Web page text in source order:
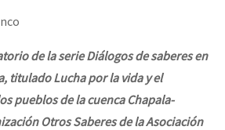
de la serie Diálogos de saberes en
titulado Lucha por la vida y el
pueblos de la cuenca Chapala-
Otros Saberes de la Asociación